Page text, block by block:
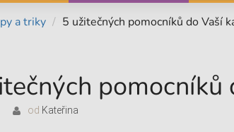
a triky 5 užitečných pomocníků do Vaší
pomocníků
od Kateřina